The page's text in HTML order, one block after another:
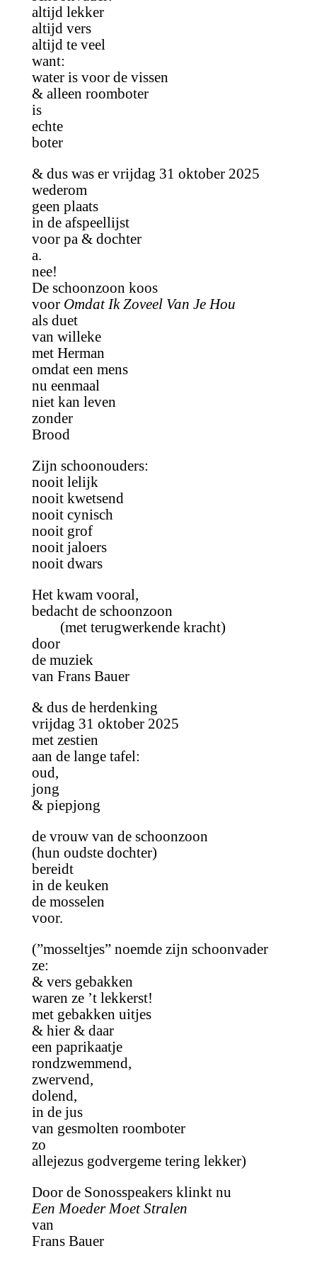
altijd lekker
altijd vers
altijd te veel
want:
water is voor de vissen
& alleen roomboter
is
echte
boter
& dus was er vrijdag 31 oktober 2025
wederom
geen plaats
in de afspeellijst
voor pa & dochter
a.
nee!
De schoonzoon koos
voor Omdat Ik Zoveel Van Je Hou
als duet
van willeke
met Herman
omdat een mens
nu eenmaal
niet kan leven
zonder
Brood
Zijn schoonouders:
nooit lelijk
nooit kwetsend
nooit cynisch
nooit grof
nooit jaloers
nooit dwars
Het kwam vooral,
bedacht de schoonzoon
(met terugwerkende kracht)
door
de muziek
van Frans Bauer
& dus de herdenking
vrijdag 31 oktober 2025
met zestien
aan de lange tafel:
oud,
jong
& piepjong
de vrouw van de schoonzoon
(hun oudste dochter)
bereidt
in de keuken
de mosselen
voor.
(”mosseltjes” noemde zijn schoonvader
ze:
& vers gebakken
waren ze ’t lekkerst!
met gebakken uitjes
& hier & daar
een paprikaatje
rondzwemmend,
zwervend,
dolend,
in de jus
van gesmolten roomboter
zo
allejezus godvergeme tering lekker)
Door de Sonosspeakers klinkt nu
Een Moeder Moet Stralen
van
Frans Bauer